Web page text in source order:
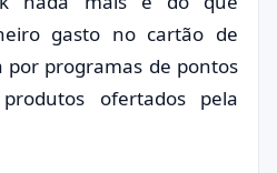
gasto no cartão de
por programas de pontos
ofertados pela